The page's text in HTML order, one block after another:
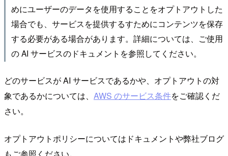
めにユーザーのデータを使用することをオプトアウトした
場合でも、サービスを提供するすためにコンテンツを保存
する必要がある場合があります。詳細については、ご使用
の AI サービスのドキュメントを参照してください。
どのサービスが AI サービスであるかや、オプトアウトの対
象であるかについては、 AWS のサービス条件をご確認くだ
さい。
オプトアウトポリシーについてはドキュメントや弊社ブログ